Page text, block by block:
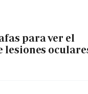
para ver el
lesiones